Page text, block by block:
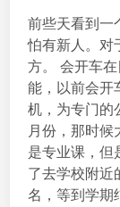
e
d
i
n
前些天看到一
怕有新人。对
方。 会开车
能，以前会开
机，为专门的
月份，那时
是专业课，但
了去学校附近
名，等到学期